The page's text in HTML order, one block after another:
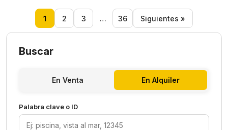
1 2 3 … 36 Siguientes »
Buscar
En Venta En Alquiler
Palabra clave o ID